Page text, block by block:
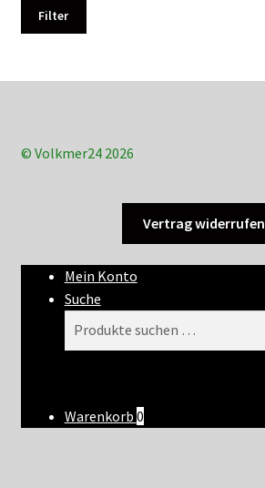
Filter
© Volkmer24 2026
Vertrag widerrufen
Mein Konto
Suche
Warenkorb 0